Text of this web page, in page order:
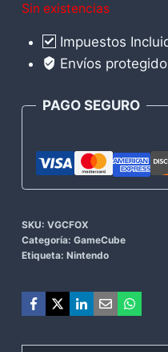
Sin existencias
Impuestos
Envíos
PAGO SEGURO
SKU: VGCFOX
Categoría: GameCube
Etiqueta: Nintendo